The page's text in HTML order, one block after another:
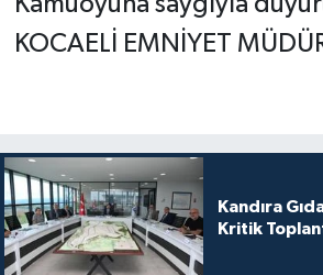
KOCAELİ EMNİYET
Kandıra
Kritik